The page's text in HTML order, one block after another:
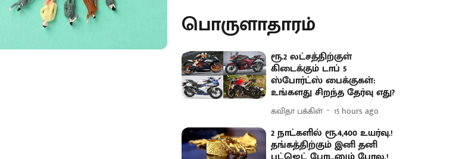
பொருளாதாரம்
ரூ.2 லட்சத்திற்குள்
கிடைக்கும் டாப் 5
ஸ்போர்ட்ஸ் பைக்குகள்:
உங்களது சிறந்த தேர்வு எது?
கவிதா பக்கிள் 15 hours ago
2 நாட்களில் ரூ.4,400 உயர்வு.!
தங்கத்திற்கும் இனி தனி